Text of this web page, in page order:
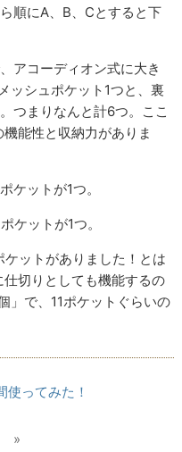
順にA、B、Cとすると下
アコーディオン式に大き
ッシュポケット1つと、裏
つまりなんと計6つ。ここ
能性と収納力がありま
ケットが1つ。
ケットが1つ。
ットがありました！とは
切りとしても機能するの
」で、11ポケットぐらいの
使ってみた！
»